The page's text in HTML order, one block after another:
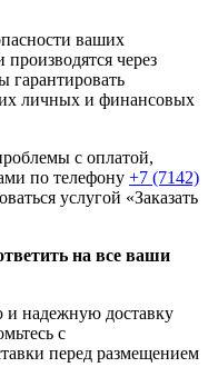
ваших
через
гарантировать
личных и финансовых
с оплатой,
по телефону +7 (7142)
услугой «Заказать
на все ваши
надежную доставку
с
перед размещением